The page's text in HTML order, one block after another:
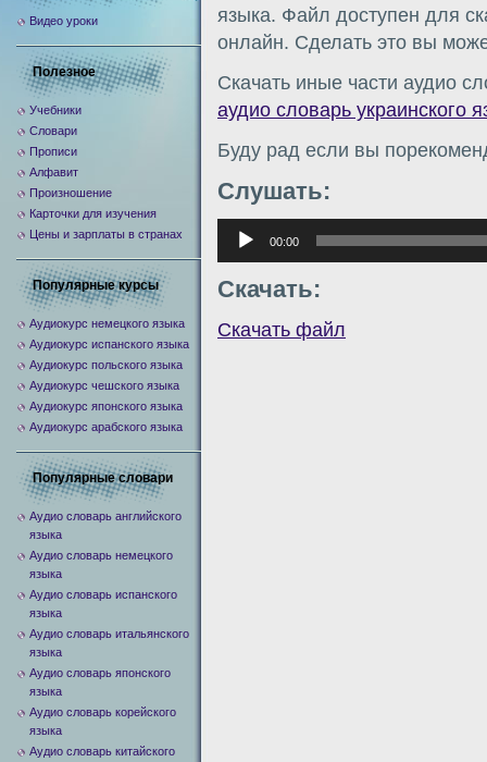
языка. Файл доступен для
онлайн. Сделать это вы
Скачать иные части аудио
аудио словарь украинского
Буду рад если вы
Слушать:
Аудиоплеер
00:00
Скачать:
Скачать файл
Видео уроки
Полезное
Учебники
Словари
Прописи
Алфавит
Произношение
Карточки для изучения
Цены и зарплаты в странах
Популярные курсы
Аудиокурс немецкого языка
Аудиокурс испанского языка
Аудиокурс польского языка
Аудиокурс чешского языка
Аудиокурс японского языка
Аудиокурс арабского языка
Популярные словари
Аудио словарь английского
языка
Аудио словарь немецкого
языка
Аудио словарь испанского
языка
Аудио словарь итальянского
языка
Аудио словарь японского
языка
Аудио словарь корейского
языка
Аудио словарь китайского